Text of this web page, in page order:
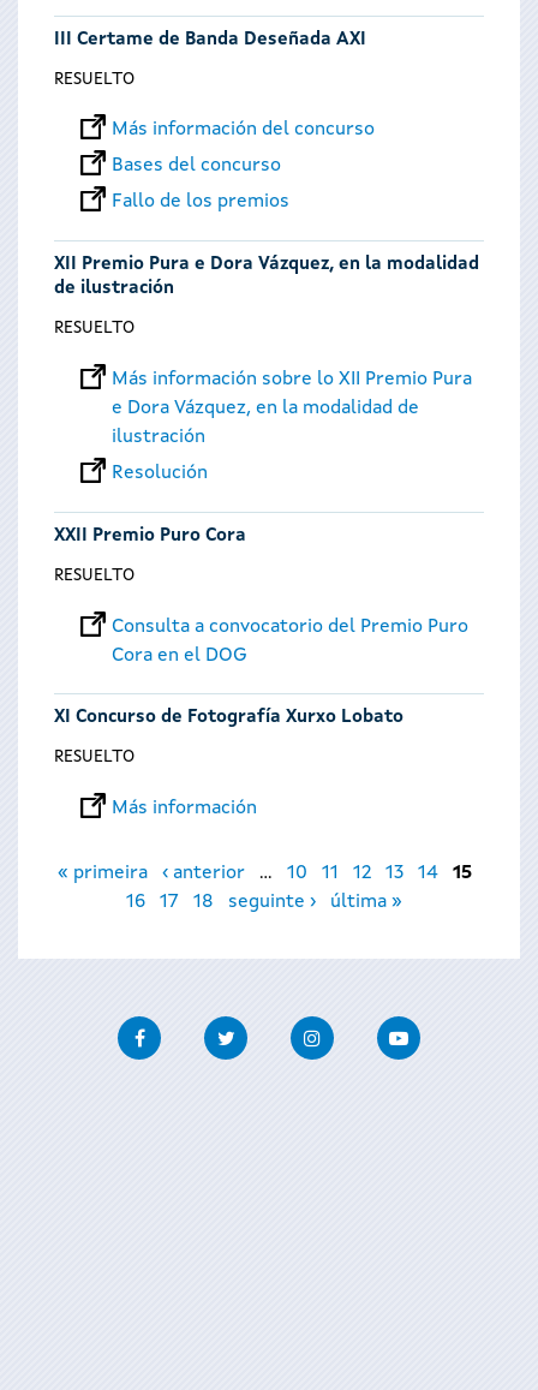
III Certame de Banda Deseñada AXI
RESUELTO
Más información del concurso
Bases del concurso
Fallo de los premios
XII Premio Pura e Dora Vázquez, en la modalidad
de ilustración
RESUELTO
Más información sobre lo XII Premio Pura
e Dora Vázquez, en la modalidad de
ilustración
Resolución
XXII Premio Puro Cora
RESUELTO
Consulta a convocatorio del Premio Puro
Cora en el DOG
XI Concurso de Fotografía Xurxo Lobato
RESUELTO
Más información
Páginas
« primeira ‹ anterior … 10 11 12 13 14
15
16
17 18 seguinte › última »
FacebookTwitter InstagramYoutube